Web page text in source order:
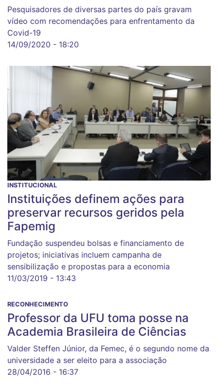
Pesquisadores de diversas partes do país gravam
vídeo com recomendações para enfrentamento da
Covid-19
14/09/2020 - 18:20
INSTITUCIONAL
Instituições definem ações para
preservar recursos geridos pela
Fapemig
Fundação suspendeu bolsas e financiamento de
projetos; iniciativas incluem campanha de
sensibilização e propostas para a economia
11/03/2019 - 13:43
RECONHECIMENTO
Professor da UFU toma posse na
Academia Brasileira de Ciências
Valder Steffen Júnior, da Femec, é o segundo nome da
universidade a ser eleito para a associação
28/04/2016 - 16:37